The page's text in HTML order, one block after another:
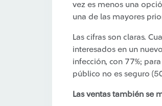
vez es menos una
una de las mayores
Las cifras son claras.
interesados en un
infección, con 77%;
público no es seguro
Las ventas también se